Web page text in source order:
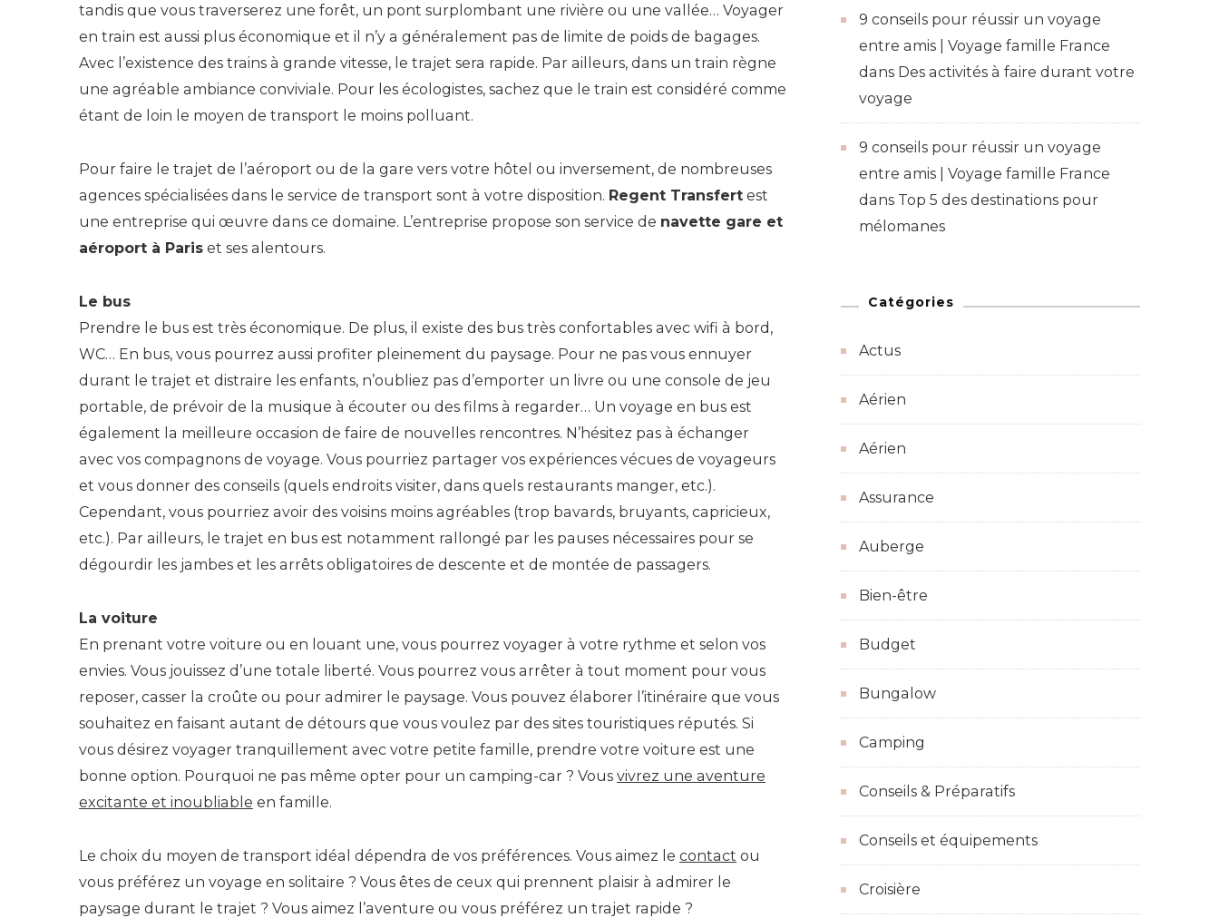
tandis que vous traverserez une forêt, un pont surplombant une rivière ou une vallée… Voyager
en train est aussi plus économique et il n’y a généralement pas de limite de poids de bagages.
Avec l’existence des trains à grande vitesse, le trajet sera rapide. Par ailleurs, dans un train règne
une agréable ambiance conviviale. Pour les écologistes, sachez que le train est considéré comme
étant de loin le moyen de transport le moins polluant.
Pour faire le trajet de l’aéroport ou de la gare vers votre hôtel ou inversement, de nombreuses
agences spécialisées dans le service de transport sont à votre disposition. Regent Transfert est
une entreprise qui œuvre dans ce domaine. L’entreprise propose son service de navette gare et
aéroport à Paris et ses alentours.
Le bus
Prendre le bus est très économique. De plus, il existe des bus très confortables avec wifi à bord,
WC… En bus, vous pourrez aussi profiter pleinement du paysage. Pour ne pas vous ennuyer
durant le trajet et distraire les enfants, n’oubliez pas d’emporter un livre ou une console de jeu
portable, de prévoir de la musique à écouter ou des films à regarder… Un voyage en bus est
également la meilleure occasion de faire de nouvelles rencontres. N’hésitez pas à échanger
avec vos compagnons de voyage. Vous pourriez partager vos expériences vécues de voyageurs
et vous donner des conseils (quels endroits visiter, dans quels restaurants manger, etc.).
Cependant, vous pourriez avoir des voisins moins agréables (trop bavards, bruyants, capricieux,
etc.). Par ailleurs, le trajet en bus est notamment rallongé par les pauses nécessaires pour se
dégourdir les jambes et les arrêts obligatoires de descente et de montée de passagers.
La voiture
En prenant votre voiture ou en louant une, vous pourrez voyager à votre rythme et selon vos
envies. Vous jouissez d’une totale liberté. Vous pourrez vous arrêter à tout moment pour vous
reposer, casser la croûte ou pour admirer le paysage. Vous pouvez élaborer l’itinéraire que vous
souhaitez en faisant autant de détours que vous voulez par des sites touristiques réputés. Si
vous désirez voyager tranquillement avec votre petite famille, prendre votre voiture est une
bonne option. Pourquoi ne pas même opter pour un camping-car ? Vous vivrez une aventure
excitante et inoubliable en famille.
Le choix du moyen de transport idéal dépendra de vos préférences. Vous aimez le contact ou
vous préférez un voyage en solitaire ? Vous êtes de ceux qui prennent plaisir à admirer le
paysage durant le trajet ? Vous aimez l’aventure ou vous préférez un trajet rapide ?
9 conseils pour réussir un voyage
entre amis | Voyage famille France
dans Des activités à faire durant votre
voyage
9 conseils pour réussir un voyage
entre amis | Voyage famille France
dans Top 5 des destinations pour
mélomanes
Catégories
Actus
Aérien
Aérien
Assurance
Auberge
Bien-être
Budget
Bungalow
Camping
Conseils & Préparatifs
Conseils et équipements
Croisière